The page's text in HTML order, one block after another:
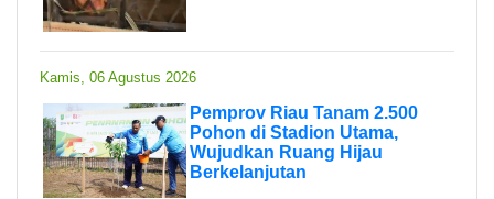
Kamis, 06 Agustus 2026
Pemprov Riau Tanam 2.500
Pohon di Stadion Utama,
Wujudkan Ruang Hijau
Berkelanjutan